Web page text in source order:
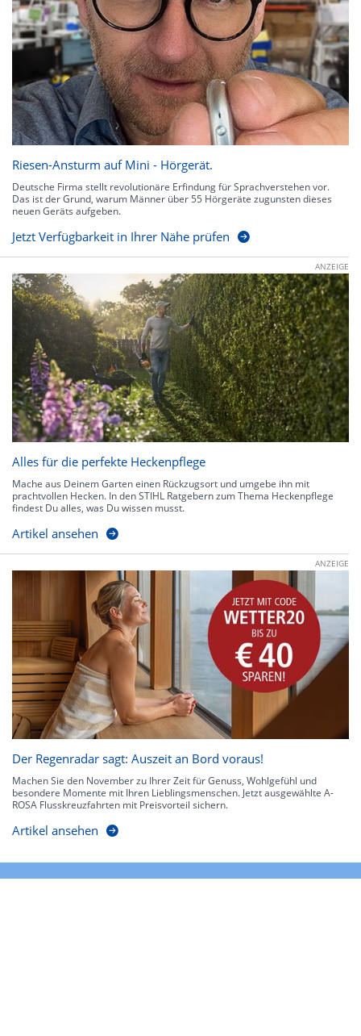
Riesen-Ansturm auf Mini - Hörgerät.
Deutsche Firma stellt revolutionäre Erfindung für Sprachverstehen vor.
Das ist der Grund, warum Männer über 55 Hörgeräte zugunsten dieses
neuen Geräts aufgeben.
Jetzt Verfügbarkeit in Ihrer Nähe prüfen
ANZEIGE
Alles für die perfekte Heckenpflege
Mache aus Deinem Garten einen Rückzugsort und umgebe ihn mit
prachtvollen Hecken. In den STIHL Ratgebern zum Thema Heckenpflege
findest Du alles, was Du wissen musst.
Artikel ansehen
ANZEIGE
Der Regenradar sagt: Auszeit an Bord voraus!
Machen Sie den November zu Ihrer Zeit für Genuss, Wohlgefühl und
besondere Momente mit Ihren Lieblingsmenschen. Jetzt ausgewählte A-
ROSA Flusskreuzfahrten mit Preisvorteil sichern.
Artikel ansehen